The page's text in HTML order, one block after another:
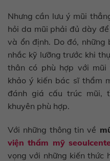
Nhưng cần lưu ý mũi
hỏi da mũi phải đủ dày
và ổn định. Do đó, những
nhắc kỹ lưỡng trước khi
thân có phù hợp với mũi
khảo ý kiến bác sĩ thẩm
đánh giá cấu trúc
khuyên phù hợp.
Với những thông tin về
viện thẩm mỹ
vọng với những kiến thức